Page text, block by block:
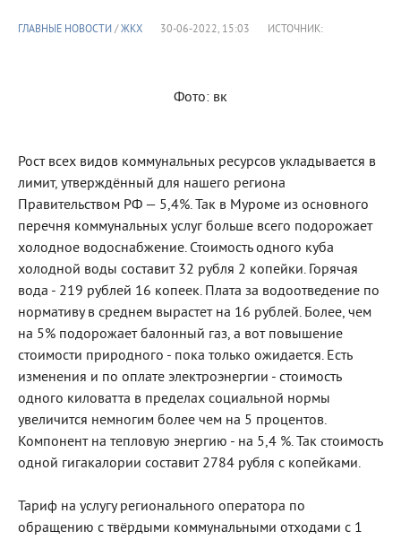
ГЛАВНЫЕ НОВОСТИ/ ЖКХ 30-06-2022, 15:03 ИСТОЧНИК:
Фото: вк
Рост всех видов коммунальных ресурсов укладывается в
лимит, утверждённый для нашего региона
Правительством РФ — 5,4%. Так в Муроме из основного
перечня коммунальных услуг больше всего подорожает
холодное водоснабжение. Стоимость одного куба
холодной воды составит 32 рубля 2 копейки. Горячая
вода - 219 рублей 16 копеек. Плата за водоотведение по
нормативу в среднем вырастет на 16 рублей. Более, чем
на 5% подорожает балонный газ, а вот повышение
стоимости природного - пока только ожидается. Есть
изменения и по оплате электроэнергии - стоимость
одного киловатта в пределах социальной нормы
увеличится немногим более чем на 5 процентов.
Компонент на тепловую энергию - на 5,4 %. Так стоимость
одной гигакалории составит 2784 рубля с копейками.
Тариф на услугу регионального оператора по
обращению с твёрдыми коммунальными отходами с 1